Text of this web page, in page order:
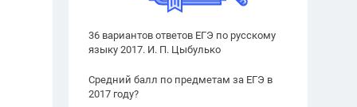
36 вариантов ответов ЕГЭ по русскому
языку 2017. И. П. Цыбулько
Средний балл по предметам за ЕГЭ в
2017 году?